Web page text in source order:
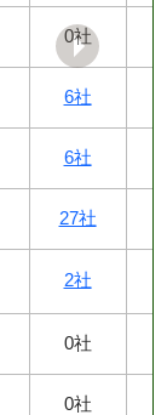
0社
6社
6社
27社
2社
0社
0社